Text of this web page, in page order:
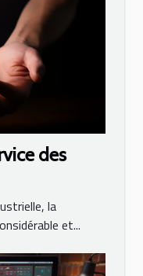
des
la
et...